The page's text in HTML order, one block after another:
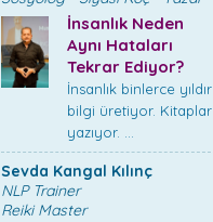
İnsanlık Neden
Aynı Hataları
Tekrar Ediyor?
İnsanlık binlerce yıldır
bilgi üretiyor. Kitaplar
yazıyor. ...
Sevda Kangal Kılınç
NLP Trainer
Reiki Master